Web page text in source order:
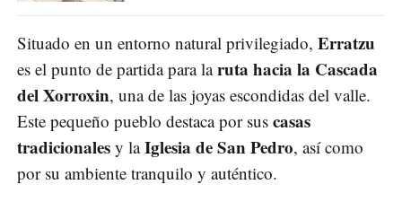
Situado en un entorno natural privilegiado, Erratzu
es el punto de partida para laruta hacia la Cascada
del Xorroxin, una de las joyas escondidas del valle.
Este pequeño pueblo destaca por sus casas
tradicionales y laIglesia de San Pedro, así como
por su ambiente tranquilo y auténtico.